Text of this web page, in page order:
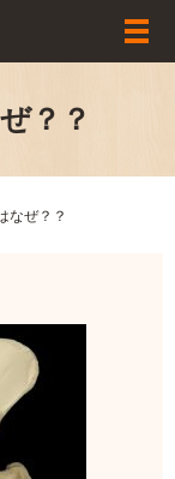
？？
なぜ？？